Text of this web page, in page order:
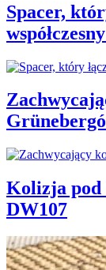
Spacer,
Kolizja pod
DW107